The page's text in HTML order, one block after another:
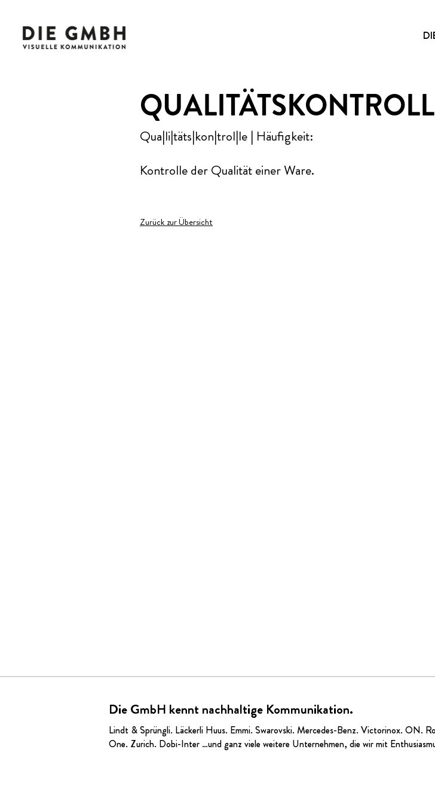
Qua|li|täts|kon|trol|le | Häufigkeit:
Kontrolle der Qualität einer Ware.
Zurück zur Übersicht
Die GmbH kennt nachhaltige Kommunikation.
Lindt & Sprüngli. Läckerli Huus. Emmi. Swarovski. Mercedes-Benz. Victorinox. ON.
One. Zurich. Dobi-Inter …und ganz viele weitere Unternehmen, die wir mit